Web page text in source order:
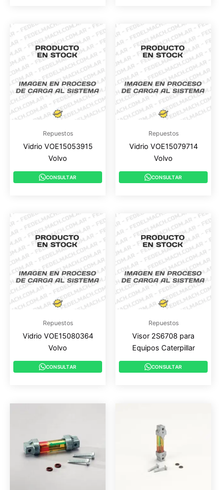
Repuestos
Vidrio VOE15053915
Volvo
CONSULTAR
Repuestos
Vidrio VOE15079714
Volvo
CONSULTAR
Repuestos
Vidrio VOE15080364
Volvo
CONSULTAR
Repuestos
Visor 2S6708 para
Equipos Caterpillar
CONSULTAR